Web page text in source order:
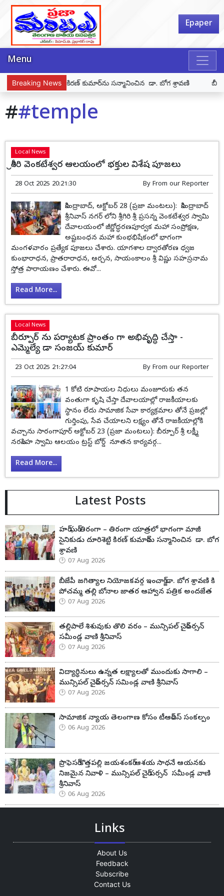
Epaper
Menu
Breaking News
దూరిశెట్టి కిరణ్ కుమార్‌ను సన్మానించిన డా. బోగ శ్రావణి బీజేపీ
##temple
Local News
శ్రీగిరి వెంకటేశ్వర ఆలయంలో భక్తుల విశేష పూజలు
28 Oct 2025 20:21:30 By From our Reporter
సికింద్రాబాద్, అక్టోబర్ 28 (ప్రజా మంటలు): సికింద్రాబాద్
శ్రీనివాస్ నగర్ లోని శ్రీగిరి శ్రీ ప్రసన్న వెంకటేశ్వర స్వామి
దేవాలయంలో జీర్ణోద్ధరణపూర్వక మహా సంప్రోక్షణ,
అష్టబంధన‎ మహా‎ కుంభభిషేకంలో భాగంగా
మంగళవారం ప్రత్యేక పూజలు చేశారు. యాగశాల ద్వారతోరణ ధ్వజ
కుంభారాధన, ప్రాతరారాధన, అర్చన, సాయంకాలం శ్రీ విష్ణు సహస్రనామ
స్తోత్ర పారాయణం చేశారు. ఈవో...
Read More...
Local News
బీర్పూర్ ను పర్యాటక ప్రాంతం గా అభివృద్ధి చేస్తా -
ఎమ్మెల్యే డా సంజయ్ కుమార్
23 Oct 2025 21:27:04 By From our Reporter
1 కోటి రూపాయల నిధులు మంజూరుకు తన
వంతుగా కృషి చేస్తా దేవాలయాల్లో రాజకీయాలకు
స్థానం లేదు సామాజిక సేవా కార్యక్రమాల తోనే ప్రజల్లో
గుర్తింపు, సేవ చేయాలని లక్ష్యం తోనే రాజకీయాల్లోకి
వచ్చాను సారంగాపూర్ అక్టోబర్ 23 (ప్రజా మంటలు): బీర్పూర్ శ్రీ లక్ష్మీ
నరసింహ స్వామి ఆలయం ట్రస్ట్ బోర్డ్ నూతన కార్యవర్గ...
Read More...
Latest Posts
హర్ ఘర్ తిరంగా – తిరంగా యాత్రలో భాగంగా మాజీ
సైనికుడు దూరిశెట్టి కిరణ్ కుమార్‌ను సన్మానించిన డా. బోగ
శ్రావణి
07 Aug 2026
బీజేపీ జగిత్యాల నియోజకవర్గ ఇంచార్జ్ డా. బోగ శ్రావణి కి
పోచమ్మ తల్లి బోనాల జాతర ఆహ్వాన పత్రిక అందజేత
07 Aug 2026
తల్లిపాలే శిశువుకు తొలి వరం – మున్సిపల్ చైర్‌పర్సన్
సమీండ్ల వాణి శ్రీనివాస్
07 Aug 2026
విద్యార్థినులు ఉన్నత లక్ష్యాలతో ముందుకు సాగాలి –
మున్సిపల్ చైర్‌పర్సన్ సమిండ్ల వాణి శ్రీనివాస్
07 Aug 2026
సామాజిక న్యాయ తెలంగాణ కోసం టీఆర్ఎస్ సంకల్పం
06 Aug 2026
ప్రొఫెసర్ కొత్తపల్లి జయశంకర్ ఆశయ సాధనే ఆయనకు
నిజమైన నివాళి – మున్సిపల్ చైర్ పర్సన్ సమీండ్ల వాణి
శ్రీనివాస్
06 Aug 2026
Links
About Us
Feedback
Subscribe
Contact Us